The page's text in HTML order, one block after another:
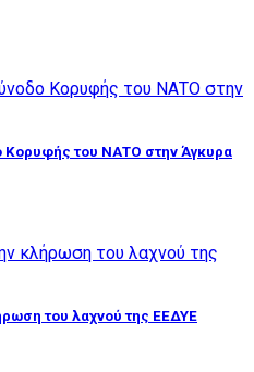
Κορυφής του ΝΑΤΟ στην Άγκυρα
του λαχνού της ΕΕΔΥΕ